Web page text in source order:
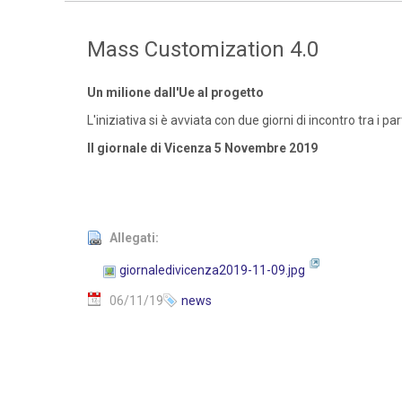
Mass Customization 4.0
Un milione dall'Ue al progetto
L'iniziativa si è avviata con due giorni di incontro tra i
Il giornale di Vicenza 5 Novembre 2019
Allegati:
giornaledivicenza2019-11-09.jpg
06/11/19 news